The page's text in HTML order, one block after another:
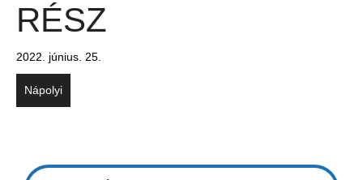
RÉSZ
2022. június. 25.
Nápolyi